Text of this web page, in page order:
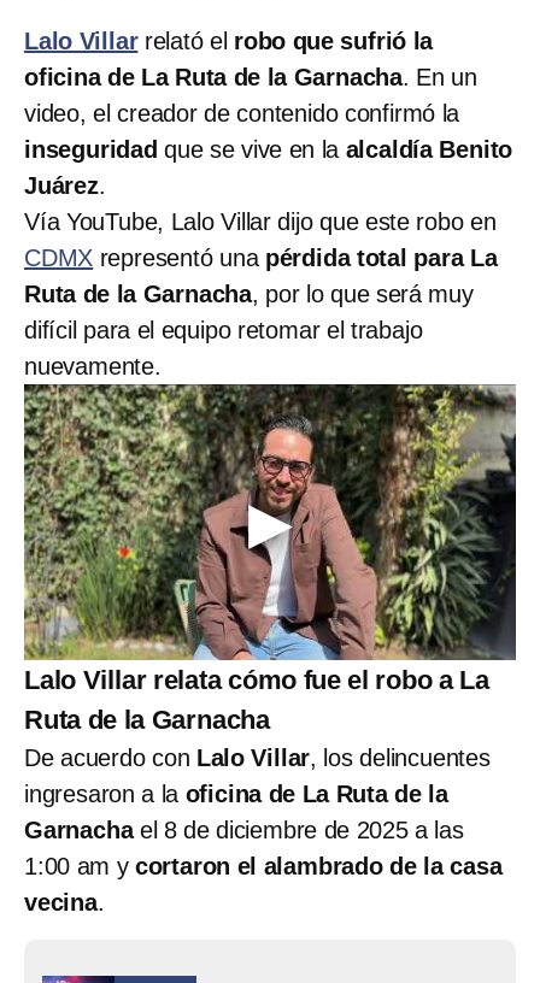
Lalo Villarrelató el robo que sufrió la
oficina de La Ruta de la Garnacha. En un
video, el creador de contenido confirmó la
inseguridadque se vive en la alcaldía Benito
Juárez.
Vía YouTube, Lalo Villar dijo que este robo en
CDMX representó una pérdida total para La
Ruta de la Garnacha, por lo que será muy
difícil para el equipo retomar el trabajo
nuevamente.
Lalo Villar relata cómo fue el robo a La
Ruta de la Garnacha
De acuerdo con Lalo Villar, los delincuentes
ingresaron a la oficina de La Ruta de la
Garnachael 8 de diciembre de 2025 a las
1:00 am y cortaron el alambrado de la casa
vecina.